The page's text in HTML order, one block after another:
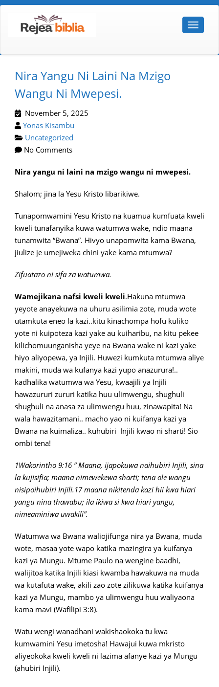
Nira Yangu Ni Laini Na Mzigo
Wangu Ni Mwepesi.
November 5, 2025
Yonas Kisambu
Uncategorized
No Comments
Nira yangu ni laini na mzigo wangu ni mwepesi.
Shalom; jina la Yesu Kristo libarikiwe.
Tunapomwamini Yesu Kristo na kuamua kumfuata kweli
kweli tunafanyika kuwa watumwa wake, ndio maana
tunamwita “Bwana”. Hivyo unapomwita kama Bwana,
jiulize je umejiweka chini yake kama mtumwa?
Zifuatazo ni sifa za watumwa.
Wamejikana nafsi kweli kweli.Hakuna mtumwa
yeyote anayekuwa na uhuru asilimia zote, muda wote
utamkuta eneo la kazi..kitu kinachompa hofu kuliko
yote ni kuipoteza kazi yake au kuiharibu, na kitu pekee
kilichomuunganisha yeye na Bwana wake ni kazi yake
hiyo aliyopewa, ya Injili. Huwezi kumkuta mtumwa aliye
makini, muda wa kufanya kazi yupo anazurura!..
kadhalika watumwa wa Yesu, kwaajili ya Injili
hawazururi zururi katika huu ulimwengu, shughuli
shughuli na anasa za ulimwengu huu, zinawapita! Na
wala hawazitamani.. macho yao ni kuifanya kazi ya
Bwana na kuimaliza.. kuhubiri Injili kwao ni sharti! Sio
ombi tena!
1Wakorintho 9:16 ” Maana, ijapokuwa naihubiri Injili, sina
la kujisifia; maana nimewekewa sharti; tena ole wangu
nisipoihubiri Injili.17 maana nikitenda kazi hii kwa hiari
yangu nina thawabu; ila ikiwa si kwa hiari yangu,
nimeaminiwa uwakili”.
Watumwa wa Bwana waliojifunga nira ya Bwana, muda
wote, masaa yote wapo katika mazingira ya kuifanya
kazi ya Mungu. Mtume Paulo na wengine baadhi,
walijitoa katika Injili kiasi kwamba hawakuwa na muda
wa kutafuta wake, akili zao zote zilikuwa katika kuifanya
kazi ya Mungu, mambo ya ulimwengu huu waliyaona
kama mavi (Wafilipi 3:8).
Watu wengi wanadhani wakishaokoka tu kwa
kumwamini Yesu imetosha! Hawajui kuwa mkristo
aliyeokoka kweli kweli ni lazima afanye kazi ya Mungu
(ahubiri Injili).